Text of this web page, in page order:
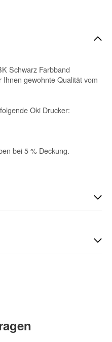
Schwarz Farbband
gewohnte Qualität vom
Oki Drucker:
bei 5 % Deckung.